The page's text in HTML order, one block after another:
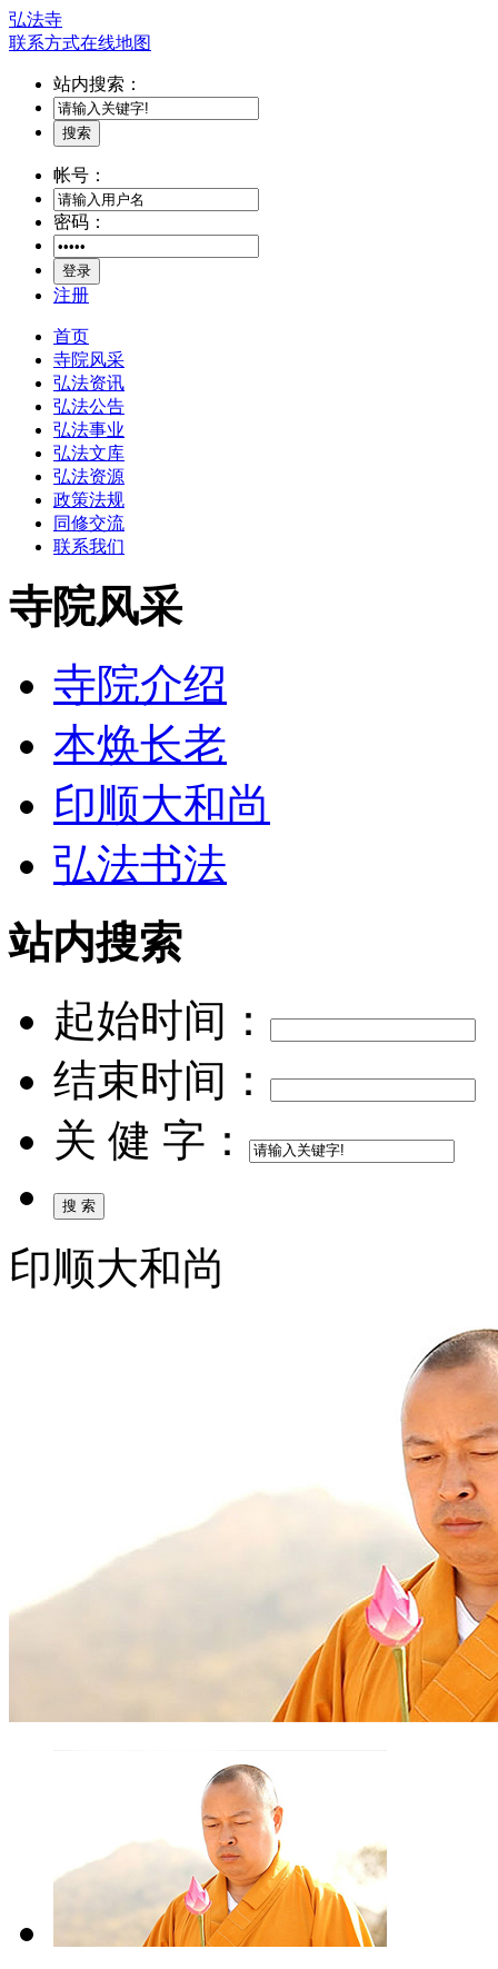
弘法寺
联系方式在线地图
站内搜索：
搜索
帐号：
密码：
登录
注册
首页
寺院风采
弘法资讯
弘法公告
弘法事业
弘法文库
弘法资源
政策法规
同修交流
联系我们
寺院风采
寺院介绍
本焕长老
印顺大和尚
弘法书法
站内搜索
起始时间：
结束时间：
关 健 字：
印顺大和尚